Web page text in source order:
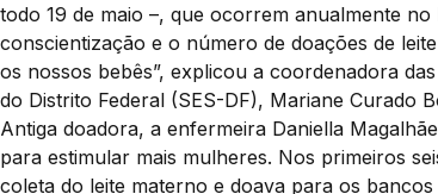
todo 19 de maio –, que ocorrem anualmente
conscientização e o número de doações de
os nossos bebês”, explicou a coordenadora
do Distrito Federal (SES-DF), Mariane Curado
Antiga doadora, a enfermeira Daniella
para estimular mais mulheres. Nos primeiros
coleta do leite materno e doava para os